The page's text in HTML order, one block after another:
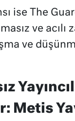
ise The
ve acılı
ve
Metis